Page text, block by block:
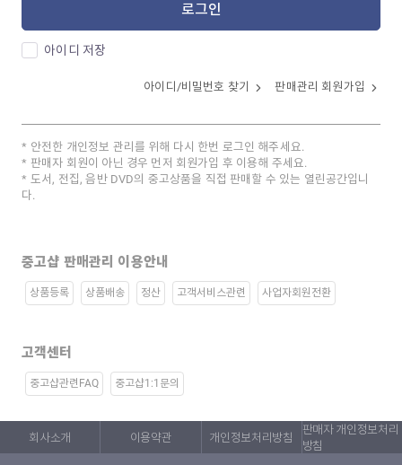
로그인
아이디 저장
아이디/비밀번호 찾기 판매관리 회원가입
안전한 개인정보 관리를 위해 다시 한번 로그인 해주세요.
판매자 회원이 아닌 경우 먼저 회원가입 후 이용해 주세요.
도서, 전집, 음반 DVD의 중고상품을 직접 판매할 수 있는 열린공간입니
다.
중고샵 판매관리 이용안내
상품등록 상품배송 정산 고객서비스관련 사업자회원전환
고객센터
중고샵관련FAQ 중고샵1:1문의
회사소개 이용약관 개인정보처리방침
판매자 개인정보처리
방침